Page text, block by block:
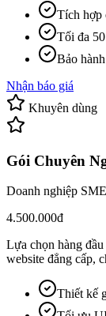
Tích hợp
Tối đa
Bảo
Nhận báo giá
Khuyên dùng
Gói Chuyên
Doanh nghiệp
4.500.000đ
Lựa chọn hàng
website đẳng cấp,
Thiết kế